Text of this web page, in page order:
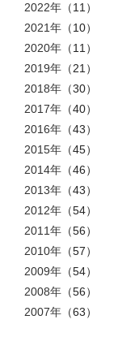
2022年 （11）
2021年 （10）
2020年 （11）
2019年 （21）
2018年 （30）
2017年 （40）
2016年 （43）
2015年 （45）
2014年 （46）
2013年 （43）
2012年 （54）
2011年 （56）
2010年 （57）
2009年 （54）
2008年 （56）
2007年 （63）